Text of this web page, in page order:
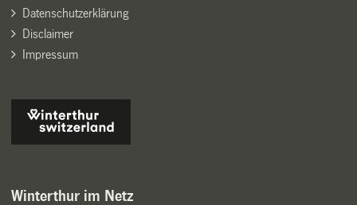
Datenschutzerklärung
Disclaimer
Impressum
Winterthur im Netz